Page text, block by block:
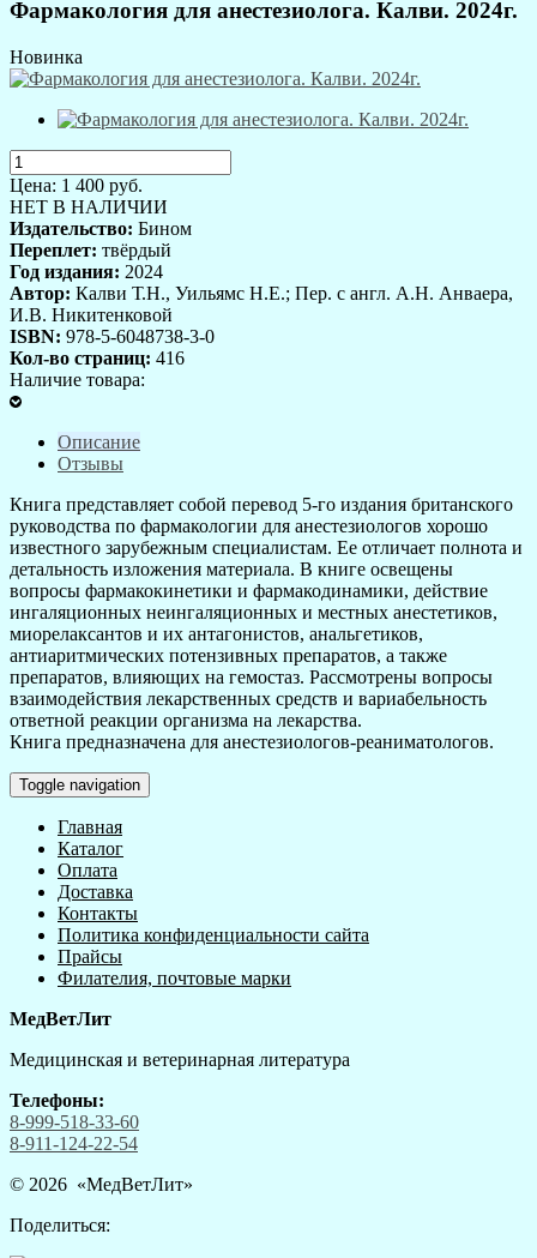
Фармакология для анестезиолога. Калви. 2024г.
Новинка
Цена: 1 400 руб.
НЕТ В НАЛИЧИИ
Издательство: Бином
Переплет: твёрдый
Год издания: 2024
Автор: Калви Т.Н., Уильямс Н.Е.; Пер. с англ. А.Н. Анваера,
И.В. Никитенковой
ISBN: 978-5-6048738-3-0
Кол-во страниц: 416
Наличие товара:
Описание
Отзывы
Книга представляет собой перевод 5-го издания британского
руководства по фармакологии для анестезиологов хорошо
известного зарубежным специалистам. Ее отличает полнота и
детальность изложения материала. В книге освещены
вопросы фармакокинетики и фармакодинамики, действие
ингаляционных неингаляционных и местных анестетиков,
миорелаксантов и их антагонистов, анальгетиков,
антиаритмических потензивных препаратов, а также
препаратов, влияющих на гемостаз. Рассмотрены вопросы
взаимодействия лекарственных средств и вариабельность
ответной реакции организма на лекарства.
Книга предназначена для анестезиологов-реаниматологов.
Toggle navigation
Главная
Каталог
Оплата
Доставка
Контакты
Политика конфиденциальности сайта
Прайсы
Филателия, почтовые марки
МедВетЛит
Медицинская и ветеринарная литература
Телефоны:
8-999-518-33-60
8-911-124-22-54
© 2026 «МедВетЛит»
Поделиться: